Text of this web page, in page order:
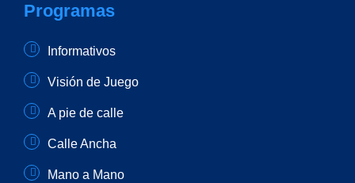
Programas
Informativos
Visión de Juego
A pie de calle
Calle Ancha
Mano a Mano